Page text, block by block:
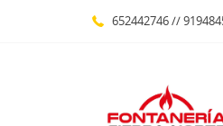
652442746 //